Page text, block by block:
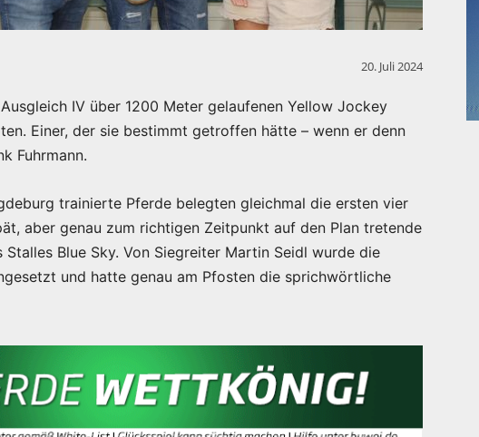
20. Juli 2024
IV über 1200 Meter gelaufenen Yellow Jockey
Einer, der sie bestimmt getroffen hätte – wenn er denn
Fuhrmann.
trainierte Pferde belegten gleichmal die ersten vier
aber genau zum richtigen Zeitpunkt auf den Plan tretende
Blue Sky. Von Siegreiter Martin Seidl wurde die
und hatte genau am Pfosten die sprichwörtliche